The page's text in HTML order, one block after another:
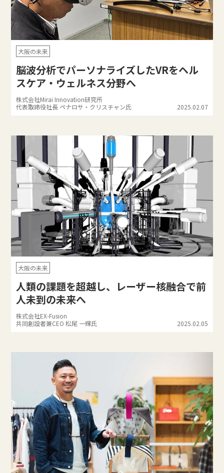
大阪の未来
脳波分析でパーソナライズしたVRをヘル
スケア・ウェルネス分野へ
株式会社Mirai Innovation研究所
代表取締役社長 ペナロサ・クリスチャン氏
2025.02.07
大阪の未来
人類の課題を超越し、レーザー核融合で前
人未到の未来へ
株式会社EX-Fusion
共同創設者兼CEO 松尾 一輝氏
2025.02.05